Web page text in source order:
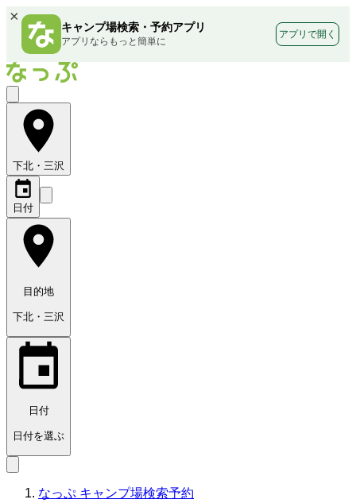
×
キャンプ場検索・予約アプリ
アプリならもっと簡単に
アプリで開く
下北・三沢
日付
目的地
下北・三沢
日付
日付を選ぶ
なっぷ キャンプ場検索予約